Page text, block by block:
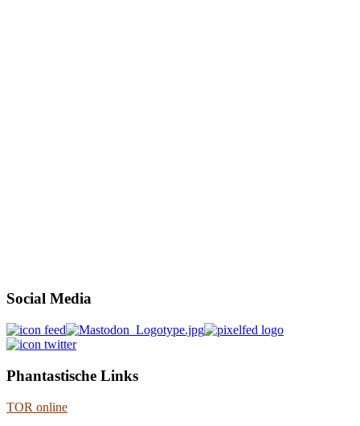
Social Media
Phantastische Links
TOR online